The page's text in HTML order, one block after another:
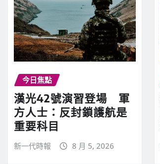
今日焦點
漢光42號演習登場 軍
方人士：反封鎖護航是
重要科目
新一代時報 8 月 5, 2026